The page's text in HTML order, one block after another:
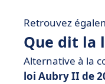
Retrouvez
Que dit la
Alternative à la
loi Aubry II de